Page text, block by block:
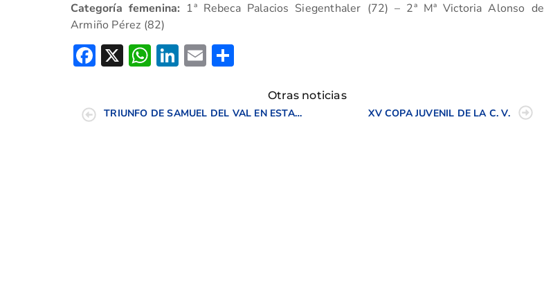
Categoría femenina: 1ª Rebeca Palacios Siegenthaler (72) – 2ª Mª Victoria Alonso de
Armiño Pérez (82)
Facebook
X WhatsApp
LinkedIn
Email
Otras noticias
TRIUNFO DE SAMUEL DEL VAL EN ESTADOS UNIDOS
XV COPA JUVENIL DE LA C. V.